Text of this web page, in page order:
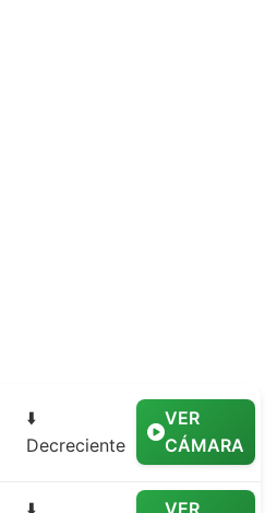
⬇️
Decreciente
VER
CÁMARA